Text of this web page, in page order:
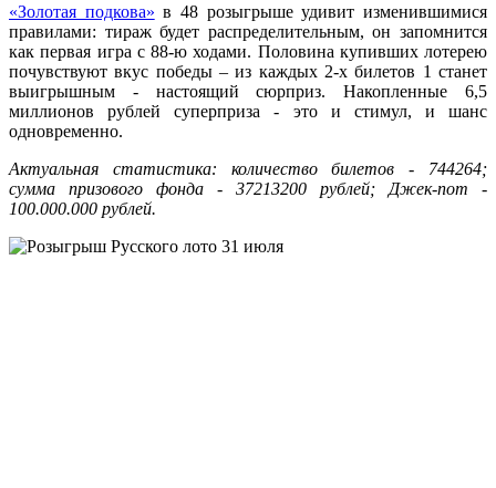
«Золотая подкова» в 48 розыгрыше удивит изменившимися
правилами: тираж будет распределительным, он запомнится
как первая игра с 88-ю ходами. Половина купивших лотерею
почувствуют вкус победы – из каждых 2-х билетов 1 станет
выигрышным - настоящий сюрприз. Накопленные 6,5
миллионов рублей суперприза - это и стимул, и шанс
одновременно.
Актуальная статистика: количество билетов - 744264;
сумма призового фонда - 37213200 рублей; Джек-пот -
100.000.000 рублей.